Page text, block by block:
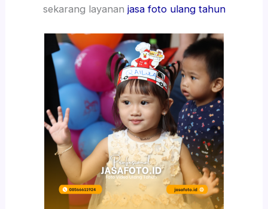
sekarang layanan jasa foto ulang tahun